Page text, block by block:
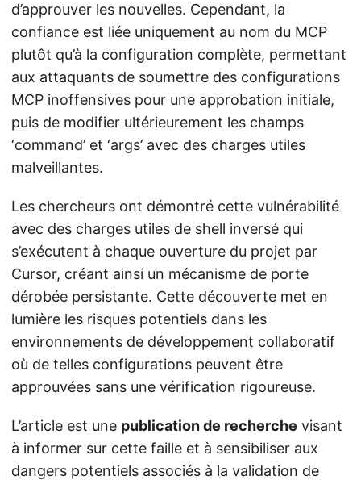
d’approuver les nouvelles. Cependant, la
confiance est liée uniquement au nom du MCP
plutôt qu’à la configuration complète, permettant
aux attaquants de soumettre des configurations
MCP inoffensives pour une approbation initiale,
puis de modifier ultérieurement les champs
‘command’ et ‘args’ avec des charges utiles
malveillantes.
Les chercheurs ont démontré cette vulnérabilité
avec des charges utiles de shell inversé qui
s’exécutent à chaque ouverture du projet par
Cursor, créant ainsi un mécanisme de porte
dérobée persistante. Cette découverte met en
lumière les risques potentiels dans les
environnements de développement collaboratif
où de telles configurations peuvent être
approuvées sans une vérification rigoureuse.
L’article est une publication de recherche visant
à informer sur cette faille et à sensibiliser aux
dangers potentiels associés à la validation de